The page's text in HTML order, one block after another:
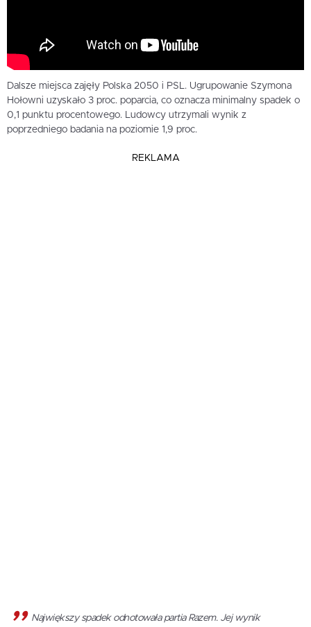
Dalsze miejsca zajęły Polska 2050 i PSL. Ugrupowanie Szymona
Hołowni uzyskało 3 proc. poparcia, co oznacza minimalny spadek o
0,1 punktu procentowego. Ludowcy utrzymali wynik z
poprzedniego badania na poziomie 1,9 proc.
REKLAMA
Największy spadek odnotowała partia Razem. Jej wynik